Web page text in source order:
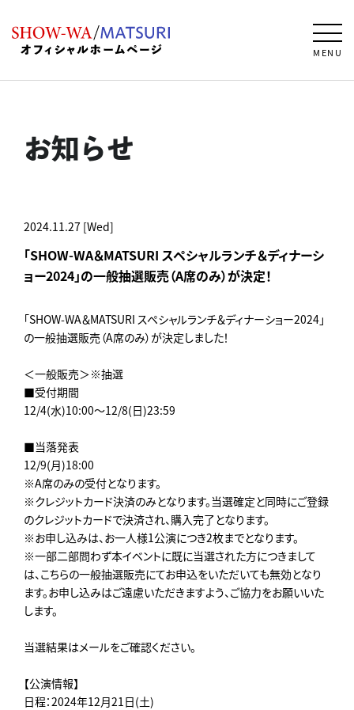
MENU
お知らせ
2024.11.27 [Wed]
「SHOW-WA＆MATSURI スペシャルランチ＆ディナーシ
ョー2024」の一般抽選販売（A席のみ）が決定！
「SHOW-WA＆MATSURI スペシャルランチ＆ディナーショー2024」
の一般抽選販売（A席のみ）が決定しました！
＜一般販売＞※抽選
■受付期間
12/4(水)10:00～12/8(日)23:59
■当落発表
12/9(月)18:00
※A席のみの受付となります。
※クレジットカード決済のみとなります。当選確定と同時にご登録
のクレジットカードで決済され、購入完了となります。
※お申し込みは、お一人様1公演につき2枚までとなります。
※一部二部問わず本イベントに既に当選された方につきまして
は、こちらの一般抽選販売にてお申込をいただいても無効となり
ます。お申し込みはご遠慮いただきますよう、ご協力をお願いいた
します。
当選結果はメールをご確認ください。
【公演情報】
日程：2024年12月21日(土)